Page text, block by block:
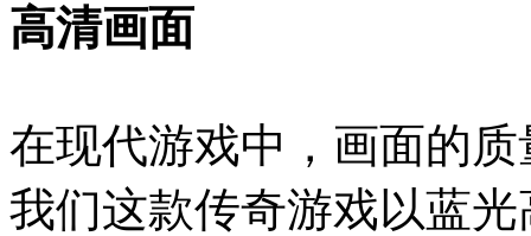
高清画面
在现代游戏中，画面的
我们这款传奇游戏以蓝